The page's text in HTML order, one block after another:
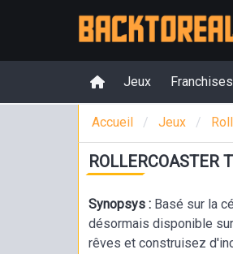
Jeux Franchises
Accueil Jeux
ROLLERCOASTER
Synopsys : Basé sur la
désormais disponible
rêves et construisez